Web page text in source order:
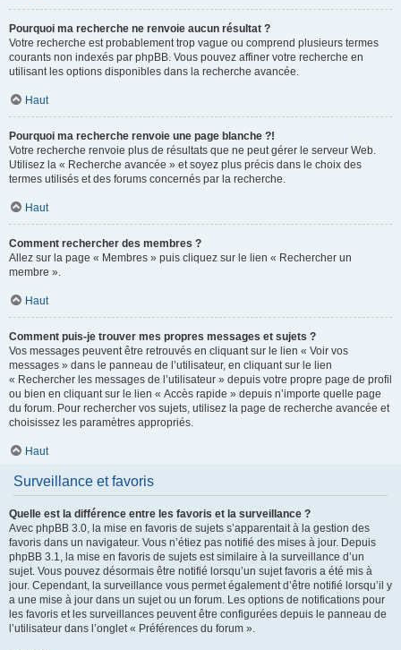
Pourquoi ma recherche ne renvoie aucun résultat ?
Votre recherche est probablement trop vague ou comprend plusieurs termes
courants non indexés par phpBB. Vous pouvez affiner votre recherche en
utilisant les options disponibles dans la recherche avancée.
Haut
Pourquoi ma recherche renvoie une page blanche ?!
Votre recherche renvoie plus de résultats que ne peut gérer le serveur Web.
Utilisez la « Recherche avancée » et soyez plus précis dans le choix des
termes utilisés et des forums concernés par la recherche.
Haut
Comment rechercher des membres ?
Allez sur la page « Membres » puis cliquez sur le lien « Rechercher un
membre ».
Haut
Comment puis-je trouver mes propres messages et sujets ?
Vos messages peuvent être retrouvés en cliquant sur le lien « Voir vos
messages » dans le panneau de l’utilisateur, en cliquant sur le lien
« Rechercher les messages de l’utilisateur » depuis votre propre page de profil
ou bien en cliquant sur le lien « Accès rapide » depuis n’importe quelle page
du forum. Pour rechercher vos sujets, utilisez la page de recherche avancée et
choisissez les paramètres appropriés.
Haut
Surveillance et favoris
Quelle est la différence entre les favoris et la surveillance ?
Avec phpBB 3.0, la mise en favoris de sujets s’apparentait à la gestion des
favoris dans un navigateur. Vous n’étiez pas notifié des mises à jour. Depuis
phpBB 3.1, la mise en favoris de sujets est similaire à la surveillance d’un
sujet. Vous pouvez désormais être notifié lorsqu’un sujet favoris a été mis à
jour. Cependant, la surveillance vous permet également d’être notifié lorsqu’il y
a une mise à jour dans un sujet ou un forum. Les options de notifications pour
les favoris et les surveillances peuvent être configurées depuis le panneau de
l’utilisateur dans l’onglet « Préférences du forum ».